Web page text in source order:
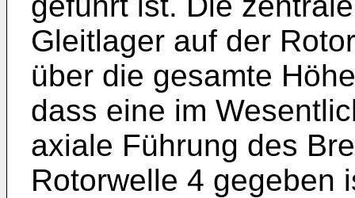
Gleitlager auf der
über die gesamte
dass eine im
axiale Führung des
Rotorwelle 4 gegeben